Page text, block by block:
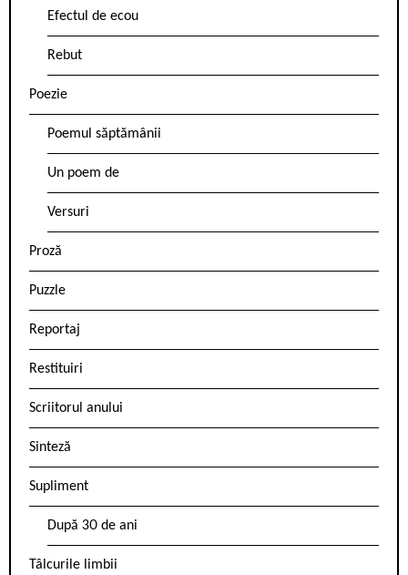
Efectul de ecou
Rebut
Poezie
Poemul săptămânii
Un poem de
Versuri
Proză
Puzzle
Reportaj
Restituiri
Scriitorul anului
Sinteză
Supliment
După 30 de ani
Tâlcurile limbii